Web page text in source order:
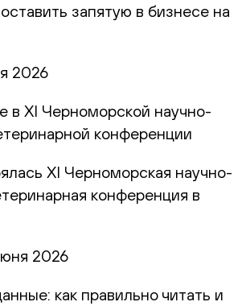
запятую в бизнесе на
2026
в XI Черноморской научно-
конференции
XI Черноморская научно-
конференция в
2026
как правильно читать и